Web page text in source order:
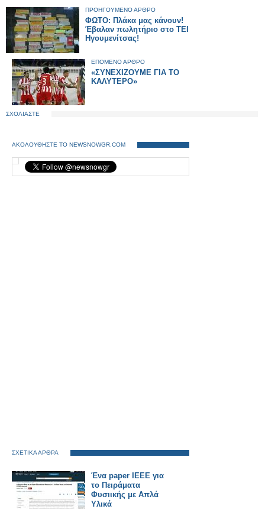
ΠΡΟΗΓΟΥΜΕΝΟ ΑΡΘΡΟ
ΦΩΤΟ: Πλάκα μας κάνουν!
Έβαλαν πωλητήριο στο ΤΕΙ
Ηγουμενίτσας!
ΕΠΟΜΕΝΟ ΑΡΘΡΟ
«ΣΥΝΕΧΙΖΟΥΜΕ ΓΙΑ ΤΟ
ΚΑΛΥΤΕΡΟ»
ΣΧΟΛΙΑΣΤΕ
ΑΚΟΛΟΥΘΗΣΤΕ ΤΟ NEWSNOWGR.COM
ΣΧΕΤΙΚΑ ΑΡΘΡΑ
Ένα paper ΙΕΕΕ για
το Πειράματα
Φυσιικής με Απλά
Υλικά